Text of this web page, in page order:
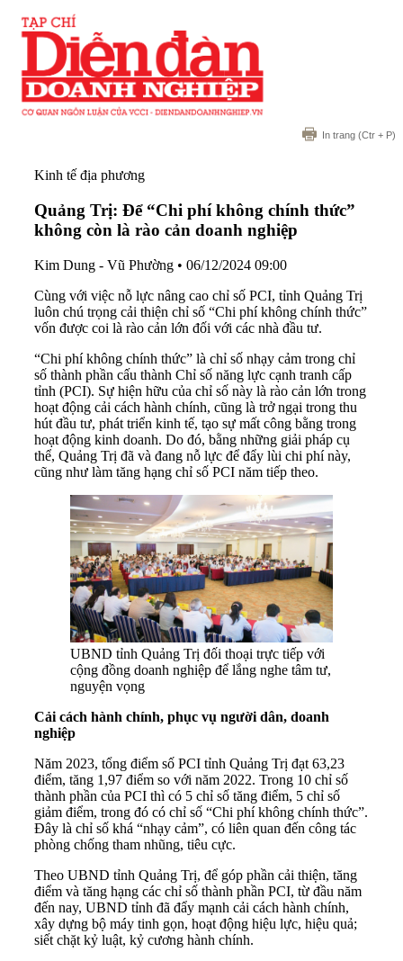
In trang (Ctr + P)
Kinh tế địa phương
Quảng Trị: Để “Chi phí không chính thức”
không còn là rào cản doanh nghiệp
Kim Dung - Vũ Phường • 06/12/2024 09:00
Cùng với việc nỗ lực nâng cao chỉ số PCI, tỉnh Quảng Trị
luôn chú trọng cải thiện chỉ số “Chi phí không chính thức”
vốn được coi là rào cản lớn đối với các nhà đầu tư.
“Chi phí không chính thức” là chỉ số nhạy cảm trong chỉ
số thành phần cấu thành Chỉ số năng lực cạnh tranh cấp
tỉnh (PCI). Sự hiện hữu của chỉ số này là rào cản lớn trong
hoạt động cải cách hành chính, cũng là trở ngại trong thu
hút đầu tư, phát triển kinh tế, tạo sự mất công bằng trong
hoạt động kinh doanh. Do đó, bằng những giải pháp cụ
thể, Quảng Trị đã và đang nỗ lực để đẩy lùi chi phí này,
cũng như làm tăng hạng chỉ số PCI năm tiếp theo.
UBND tỉnh Quảng Trị đối thoại trực tiếp với
cộng đồng doanh nghiệp để lắng nghe tâm tư,
nguyện vọng
Cải cách hành chính, phục vụ người dân, doanh
nghiệp
Năm 2023, tổng điểm số PCI tỉnh Quảng Trị đạt 63,23
điểm, tăng 1,97 điểm so với năm 2022. Trong 10 chỉ số
thành phần của PCI thì có 5 chỉ số tăng điểm, 5 chỉ số
giảm điểm, trong đó có chỉ số “Chi phí không chính thức”.
Đây là chỉ số khá “nhạy cảm”, có liên quan đến công tác
phòng chống tham nhũng, tiêu cực.
Theo UBND tỉnh Quảng Trị, để góp phần cải thiện, tăng
điểm và tăng hạng các chỉ số thành phần PCI, từ đầu năm
đến nay, UBND tỉnh đã đẩy mạnh cải cách hành chính,
xây dựng bộ máy tinh gọn, hoạt động hiệu lực, hiệu quả;
siết chặt kỷ luật, kỷ cương hành chính.